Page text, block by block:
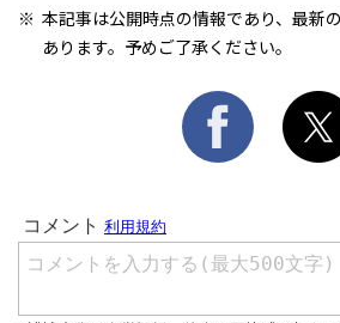
本記事は公開時点の情報であり、最新
あります。予めご了承ください。